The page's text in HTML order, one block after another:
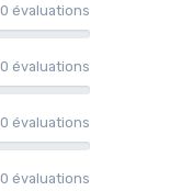
0 évaluations
0 évaluations
0 évaluations
0 évaluations